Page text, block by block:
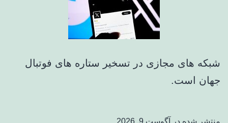
شبکه های مجازی در تسخیر ستاره های فوتبال
جهان است.
منتشر شده در
آگوست 9, 2026